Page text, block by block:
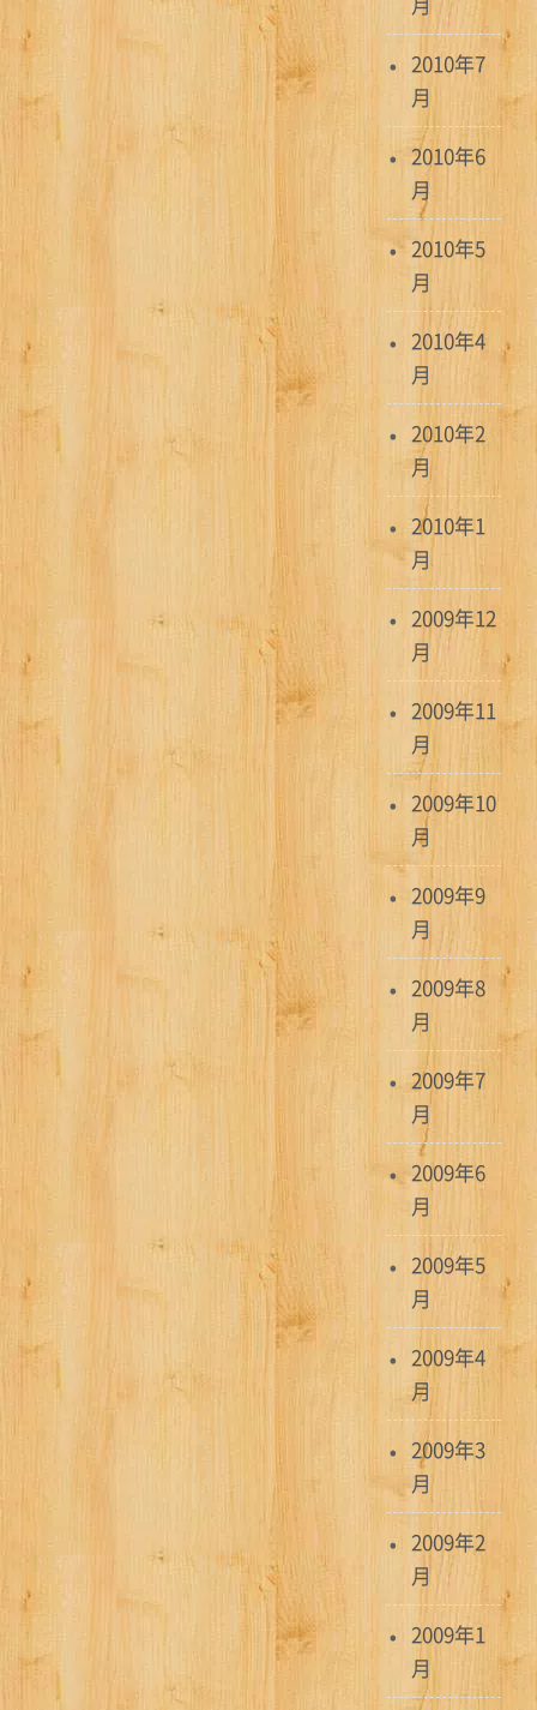
2010年7
月
2010年6
月
2010年5
月
2010年4
月
2010年2
月
2010年1
月
2009年12
月
2009年11
月
2009年10
月
2009年9
月
2009年8
月
2009年7
月
2009年6
月
2009年5
月
2009年4
月
2009年3
月
2009年2
月
2009年1
月